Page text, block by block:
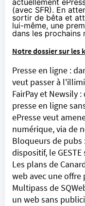
actuellement
(avec SFR). En
sortir de bêta et
lui-même, une
dans les prochains
Notre dossier sur les
Presse en ligne :
veut passer à
FairPay et Newsily
presse en ligne
ePresse veut
numérique, via de
Bloqueurs de pubs
dispositif, le
Les plans de
web avec une
Multipass de
un web sans